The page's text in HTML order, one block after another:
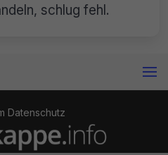
schlug fehl.
Datenschutz